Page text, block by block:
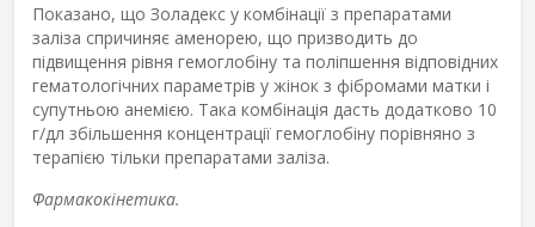
Показано, що Золадекс у комбінації з препаратами
заліза спричиняє аменорею, що призводить до
підвищення рівня гемоглобіну та поліпшення відповідних
гематологічних параметрів у жінок з фібромами матки і
супутньою анемією. Така комбінація дасть додатково 10
г/дл збільшення концентрації гемоглобіну порівняно з
терапією тільки препаратами заліза.
Фармакокінетика.